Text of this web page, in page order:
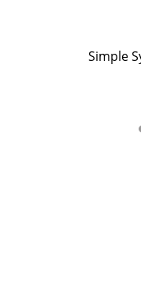
Simple